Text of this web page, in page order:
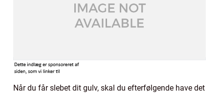
Når du får slebet dit gulv, skal du efterfølgende have det